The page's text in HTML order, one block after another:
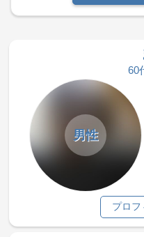
60
男性
プロフ